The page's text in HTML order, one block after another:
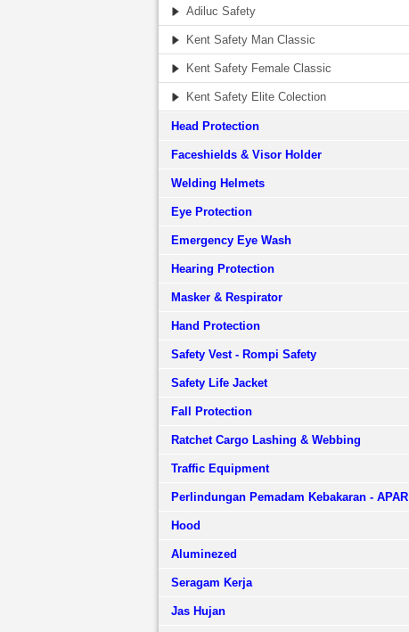
Adiluc Safety
Kent Safety Man Classic
Kent Safety Female Classic
Kent Safety Elite Colection
Head Protection
Faceshields & Visor Holder
Welding Helmets
Eye Protection
Emergency Eye Wash
Hearing Protection
Masker & Respirator
Hand Protection
Safety Vest - Rompi Safety
Safety Life Jacket
Fall Protection
Ratchet Cargo Lashing & Webbing
Traffic Equipment
Perlindungan Pemadam Kebakaran - APAR
Hood
Aluminezed
Seragam Kerja
Jas Hujan